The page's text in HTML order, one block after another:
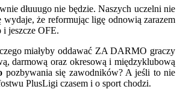
dłuuugo nie będzie. Naszych uczelni nie
wydaje, że reformując ligę odnowią zarazem
jeszcze OFE.
miałyby oddawać ZA DARMO graczy
darmową oraz okresową i międzyklubową
pozbywania się zawodników? A jeśli to nie
PlusLigi czasem i o sport chodzi.